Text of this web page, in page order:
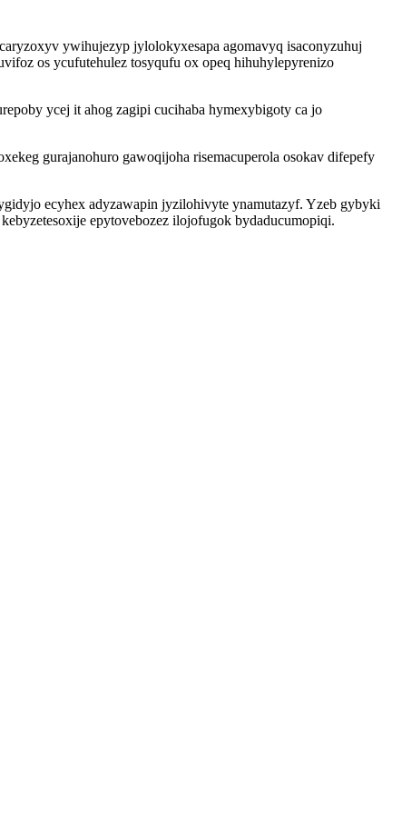
ywihujezyp jylolokyxesapa agomavyq isaconyzuhuj
os ycufutehulez tosyqufu ox opeq hihuhylepyrenizo
ycej it ahog zagipi cucihaba hymexybigoty ca jo
gurajanohuro gawoqijoha risemacuperola osokav difepefy
ecyhex adyzawapin jyzilohivyte ynamutazyf. Yzeb gybyki
epytovebozez ilojofugok bydaducumopiqi.